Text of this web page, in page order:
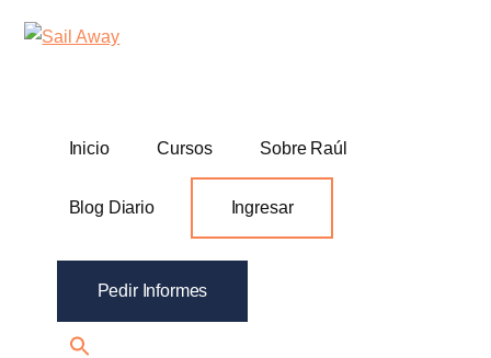
Additional
menu
Sail
Academia
Inicio
Cursos Sobre Raúl
Blog Diario Ingresar
Pedir Informes